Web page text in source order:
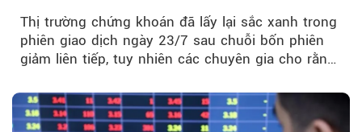
Thị trường chứng khoán đã lấy lại sắc xanh trong
phiên giao dịch ngày 23/7 sau chuỗi bốn phiên
giảm liên tiếp, tuy nhiên các chuyên gia cho rằng